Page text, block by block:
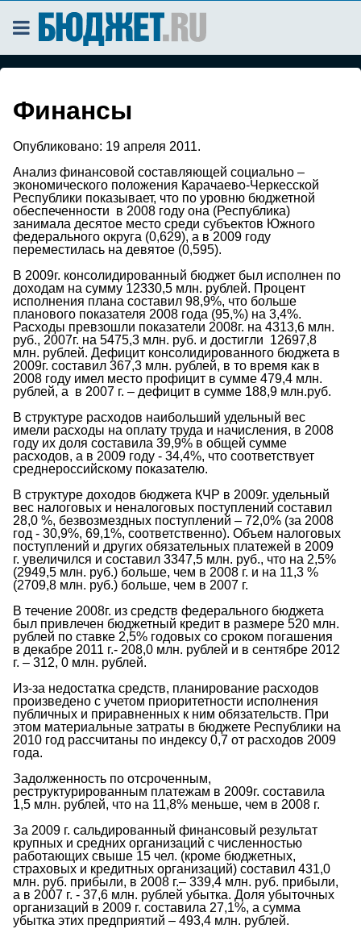
Финансы
Опубликовано: 19 апреля 2011.
Анализ финансовой составляющей социально –
экономического положения Карачаево-Черкесской
Республики показывает, что по уровню бюджетной
обеспеченности в 2008 году она (Республика)
занимала десятое место среди субъектов Южного
федерального округа (0,629), а в 2009 году
переместилась на девятое (0,595).
В 2009г. консолидированный бюджет был исполнен по
доходам на сумму 12330,5 млн. рублей. Процент
исполнения плана составил 98,9%, что больше
планового показателя 2008 года (95,%) на 3,4%.
Расходы превзошли показатели 2008г. на 4313,6 млн.
руб., 2007г. на 5475,3 млн. руб. и достигли 12697,8
млн. рублей. Дефицит консолидированного бюджета в
2009г. составил 367,3 млн. рублей, в то время как в
2008 году имел место профицит в сумме 479,4 млн.
рублей, а в 2007 г. – дефицит в сумме 188,9 млн.руб.
В структуре расходов наибольший удельный вес
имели расходы на оплату труда и начисления, в 2008
году их доля составила 39,9% в общей сумме
расходов, а в 2009 году - 34,4%, что соответствует
среднероссийскому показателю.
В структуре доходов бюджета КЧР в 2009г. удельный
вес налоговых и неналоговых поступлений составил
28,0 %, безвозмездных поступлений – 72,0% (за 2008
год - 30,9%, 69,1%, соответственно). Объем налоговых
поступлений и других обязательных платежей в 2009
г. увеличился и составил 3347,5 млн. руб., что на 2,5%
(2949,5 млн. руб.) больше, чем в 2008 г. и на 11,3 %
(2709,8 млн. руб.) больше, чем в 2007 г.
В течение 2008г. из средств федерального бюджета
был привлечен бюджетный кредит в размере 520 млн.
рублей по ставке 2,5% годовых со сроком погашения
в декабре 2011 г.- 208,0 млн. рублей и в сентябре 2012
г. – 312, 0 млн. рублей.
Из-за недостатка средств, планирование расходов
произведено с учетом приоритетности исполнения
публичных и приравненных к ним обязательств. При
этом материальные затраты в бюджете Республики на
2010 год рассчитаны по индексу 0,7 от расходов 2009
года.
Задолженность по отсроченным,
реструктурированным платежам в 2009г. составила
1,5 млн. рублей, что на 11,8% меньше, чем в 2008 г.
За 2009 г. сальдированный финансовый результат
крупных и средних организаций с численностью
работающих свыше 15 чел. (кроме бюджетных,
страховых и кредитных организаций) составил 431,0
млн. руб. прибыли, в 2008 г.– 339,4 млн. руб. прибыли,
а в 2007 г. - 37,6 млн. рублей убытка. Доля убыточных
организаций в 2009 г. составила 27,1%, а сумма
убытка этих предприятий – 493,4 млн. рублей.